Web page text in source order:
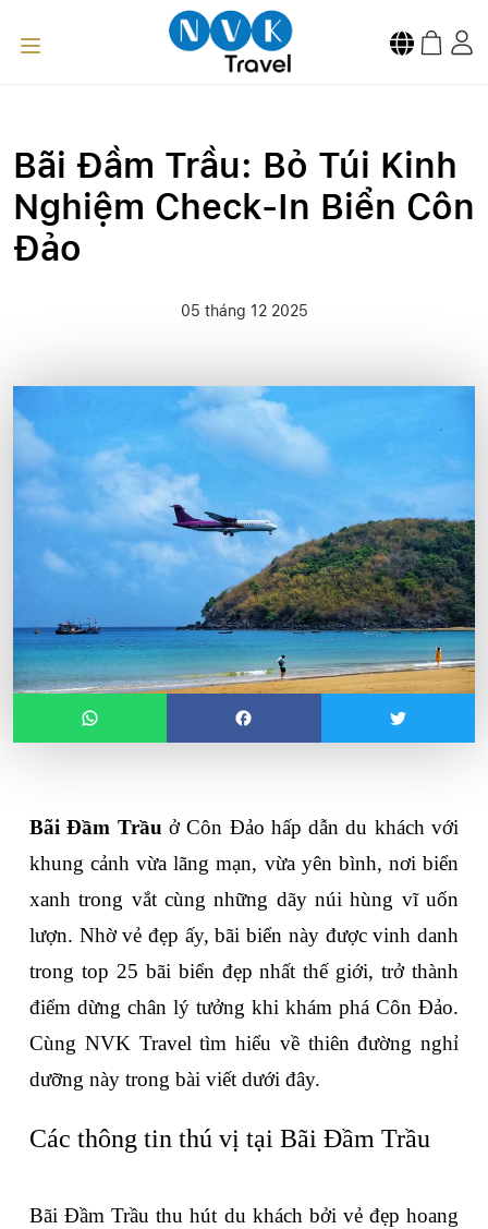
Bãi Đầm Trầu: Bỏ Túi Kinh
Nghiệm Check-In Biển Côn
Đảo
05 tháng 12 2025
Bãi Đầm Trầu ở Côn Đảo hấp dẫn du khách với
khung cảnh vừa lãng mạn, vừa yên bình, nơi biển
xanh trong vắt cùng những dãy núi hùng vĩ uốn
lượn. Nhờ vẻ đẹp ấy, bãi biển này được vinh danh
trong top 25 bãi biển đẹp nhất thế giới, trở thành
điểm dừng chân lý tưởng khi khám phá Côn Đảo.
Cùng NVK Travel tìm hiểu về thiên đường nghỉ
dưỡng này trong bài viết dưới đây.
Các thông tin thú vị tại Bãi Đầm Trầu
Bãi Đầm Trầu thu hút du khách bởi vẻ đẹp hoang